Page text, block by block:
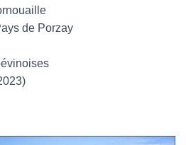
de Porzay